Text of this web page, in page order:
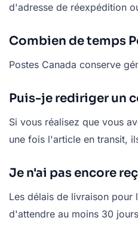
d'adresse de réexpédition
Combien de temps
Postes Canada conserve
Puis-je rediriger un
Si vous réalisez que vous
une fois l'article en transit,
Je n'ai pas encore
Les délais de livraison pour
d'attendre au moins 30